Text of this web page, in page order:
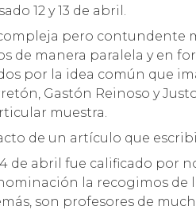
12 y 13 de abril.
pero contundente
de manera paralela y en
por la idea común que
Gastón Reinoso y
muestra.
de un artículo que
de abril fue calificado por
la recogimos
son profesores de